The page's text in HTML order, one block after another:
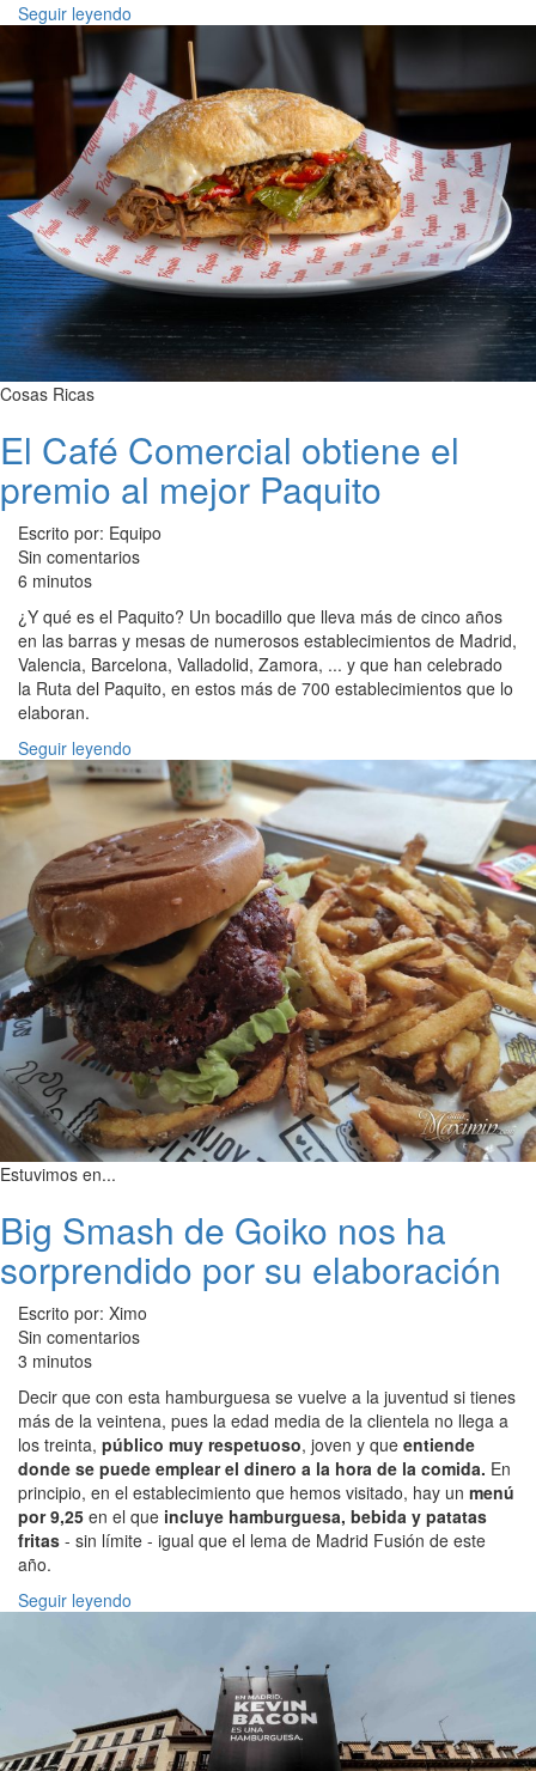
Seguir leyendo
Cosas Ricas
El Café Comercial obtiene el
premio al mejor Paquito
Escrito por: Equipo
Sin comentarios
6 minutos
¿Y qué es el Paquito? Un bocadillo que lleva más de cinco años
en las barras y mesas de numerosos establecimientos de Madrid,
Valencia, Barcelona, Valladolid, Zamora, ... y que han celebrado
la Ruta del Paquito, en estos más de 700 establecimientos que lo
elaboran.
Seguir leyendo
Estuvimos en...
Big Smash de Goiko nos ha
sorprendido por su elaboración
Escrito por: Ximo
Sin comentarios
3 minutos
Decir que con esta hamburguesa se vuelve a la juventud si tienes
más de la veintena, pues la edad media de la clientela no llega a
los treinta, público muy respetuoso, joven y que entiende
donde se puede emplear el dinero a la hora de la comida. En
principio, en el establecimiento que hemos visitado, hay un menú
por 9,25 en el que incluye hamburguesa, bebida y patatas
fritas - sin límite - igual que el lema de Madrid Fusión de este
año.
Seguir leyendo